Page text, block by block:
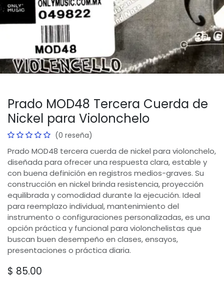
Prado MOD48 Tercera Cuerda de
Nickel para Violonchelo
(0 reseña)
Prado MOD48 tercera cuerda de nickel para violonchelo,
diseñada para ofrecer una respuesta clara, estable y
con buena definición en registros medios-graves. Su
construcción en nickel brinda resistencia, proyección
equilibrada y comodidad durante la ejecución. Ideal
para reemplazo individual, mantenimiento del
instrumento o configuraciones personalizadas, es una
opción práctica y funcional para violonchelistas que
buscan buen desempeño en clases, ensayos,
presentaciones o práctica diaria.
$ 85.00